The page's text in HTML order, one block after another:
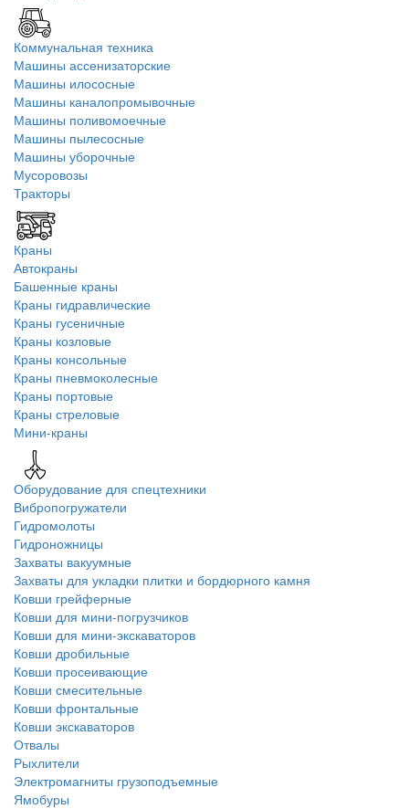
Коммунальная техника
Машины ассенизаторские
Машины илососные
Машины каналопромывочные
Машины поливомоечные
Машины пылесосные
Машины уборочные
Мусоровозы
Тракторы
Краны
Автокраны
Башенные краны
Краны гидравлические
Краны гусеничные
Краны козловые
Краны консольные
Краны пневмоколесные
Краны портовые
Краны стреловые
Мини-краны
Оборудование для спецтехники
Вибропогружатели
Гидромолоты
Гидроножницы
Захваты вакуумные
Захваты для укладки плитки и бордюрного камня
Ковши грейферные
Ковши для мини-погрузчиков
Ковши для мини-экскаваторов
Ковши дробильные
Ковши просеивающие
Ковши смесительные
Ковши фронтальные
Ковши экскаваторов
Отвалы
Рыхлители
Электромагниты грузоподъемные
Ямобуры